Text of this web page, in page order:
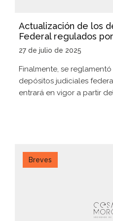
Actualización de los
Federal regulados
27 de julio de 2025
Finalmente, se
depósitos judiciales
entrará en vigor a partir
Breves